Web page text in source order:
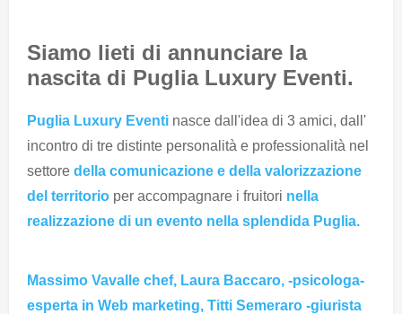
Siamo lieti di annunciare la
nascita di Puglia Luxury Eventi.
Puglia Luxury Eventi nasce dall'idea di 3 amici, dall'
incontro di tre distinte personalità e professionalità nel
settore della comunicazione e della valorizzazione
del territorio per accompagnare i fruitori nella
realizzazione di un evento nella splendida Puglia.
Massimo Vavalle chef, Laura Baccaro, -psicologa-
esperta in Web marketing, Titti Semeraro -giurista